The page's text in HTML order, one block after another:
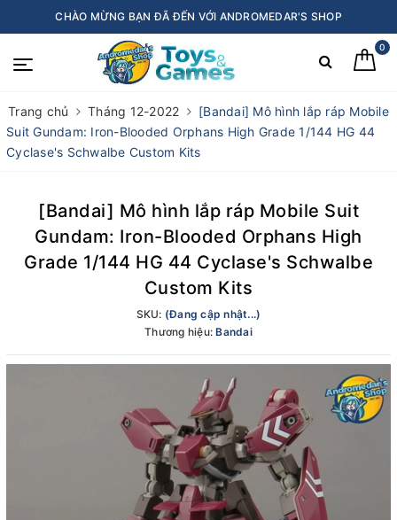
CHÀO MỪNG BẠN ĐÃ ĐẾN VỚI ANDROMEDAR'S SHOP
0
Trang chủ Tháng 12-2022
[Bandai] Mô hình lắp ráp Mobile
Suit Gundam: Iron-Blooded Orphans High Grade 1/144 HG 44
Cyclase's Schwalbe Custom Kits
[Bandai] Mô hình lắp ráp Mobile Suit
Gundam: Iron-Blooded Orphans High
Grade 1/144 HG 44 Cyclase's Schwalbe
Custom Kits
SKU: (Đang cập nhật...)
Thương hiệu:Bandai